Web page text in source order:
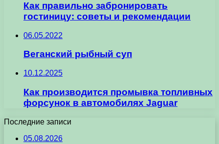
Как правильно забронировать
гостиницу: советы и рекомендации
06.05.2022
Веганский рыбный суп
10.12.2025
Как производится промывка топливных
форсунок в автомобилях Jaguar
Последние записи
05.08.2026